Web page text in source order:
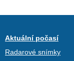
Aktuální počasí
Radarové snímky